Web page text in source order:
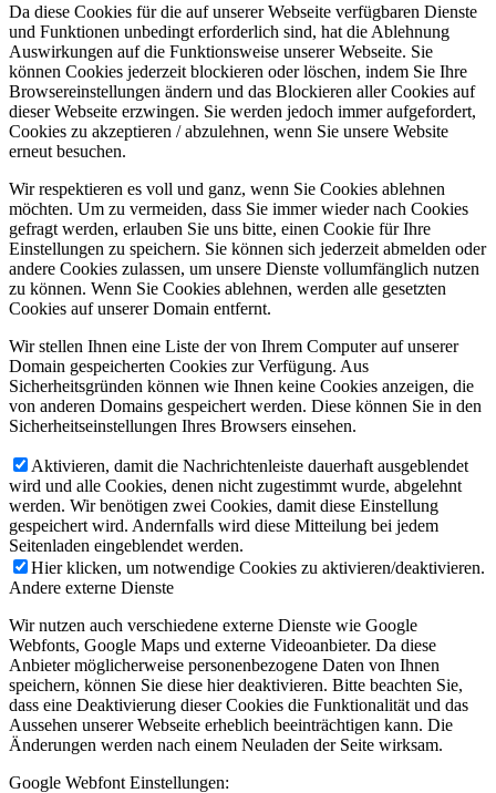
Da diese Cookies für die auf unserer Webseite verfügbaren Dienste
und Funktionen unbedingt erforderlich sind, hat die Ablehnung
Auswirkungen auf die Funktionsweise unserer Webseite. Sie
können Cookies jederzeit blockieren oder löschen, indem Sie Ihre
Browsereinstellungen ändern und das Blockieren aller Cookies auf
dieser Webseite erzwingen. Sie werden jedoch immer aufgefordert,
Cookies zu akzeptieren / abzulehnen, wenn Sie unsere Website
erneut besuchen.
Wir respektieren es voll und ganz, wenn Sie Cookies ablehnen
möchten. Um zu vermeiden, dass Sie immer wieder nach Cookies
gefragt werden, erlauben Sie uns bitte, einen Cookie für Ihre
Einstellungen zu speichern. Sie können sich jederzeit abmelden oder
andere Cookies zulassen, um unsere Dienste vollumfänglich nutzen
zu können. Wenn Sie Cookies ablehnen, werden alle gesetzten
Cookies auf unserer Domain entfernt.
Wir stellen Ihnen eine Liste der von Ihrem Computer auf unserer
Domain gespeicherten Cookies zur Verfügung. Aus
Sicherheitsgründen können wie Ihnen keine Cookies anzeigen, die
von anderen Domains gespeichert werden. Diese können Sie in den
Sicherheitseinstellungen Ihres Browsers einsehen.
Aktivieren, damit die Nachrichtenleiste dauerhaft ausgeblendet
wird und alle Cookies, denen nicht zugestimmt wurde, abgelehnt
werden. Wir benötigen zwei Cookies, damit diese Einstellung
gespeichert wird. Andernfalls wird diese Mitteilung bei jedem
Seitenladen eingeblendet werden.
Hier klicken, um notwendige Cookies zu aktivieren/deaktivieren.
Andere externe Dienste
Wir nutzen auch verschiedene externe Dienste wie Google
Webfonts, Google Maps und externe Videoanbieter. Da diese
Anbieter möglicherweise personenbezogene Daten von Ihnen
speichern, können Sie diese hier deaktivieren. Bitte beachten Sie,
dass eine Deaktivierung dieser Cookies die Funktionalität und das
Aussehen unserer Webseite erheblich beeinträchtigen kann. Die
Änderungen werden nach einem Neuladen der Seite wirksam.
Google Webfont Einstellungen: